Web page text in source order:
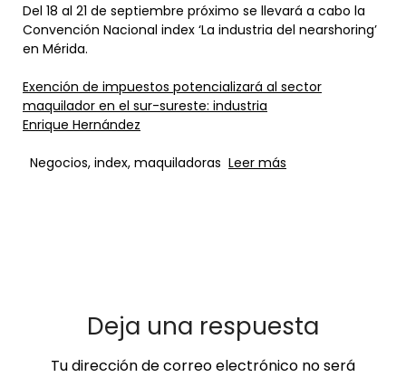
Del 18 al 21 de septiembre próximo se llevará a cabo la
Convención Nacional index ‘La industria del nearshoring’
en Mérida.
Exención de impuestos potencializará al sector
maquilador en el sur-sureste: industria
Enrique Hernández
Negocios, index, maquiladoras Leer más
Deja una respuesta
Tu dirección de correo electrónico no será